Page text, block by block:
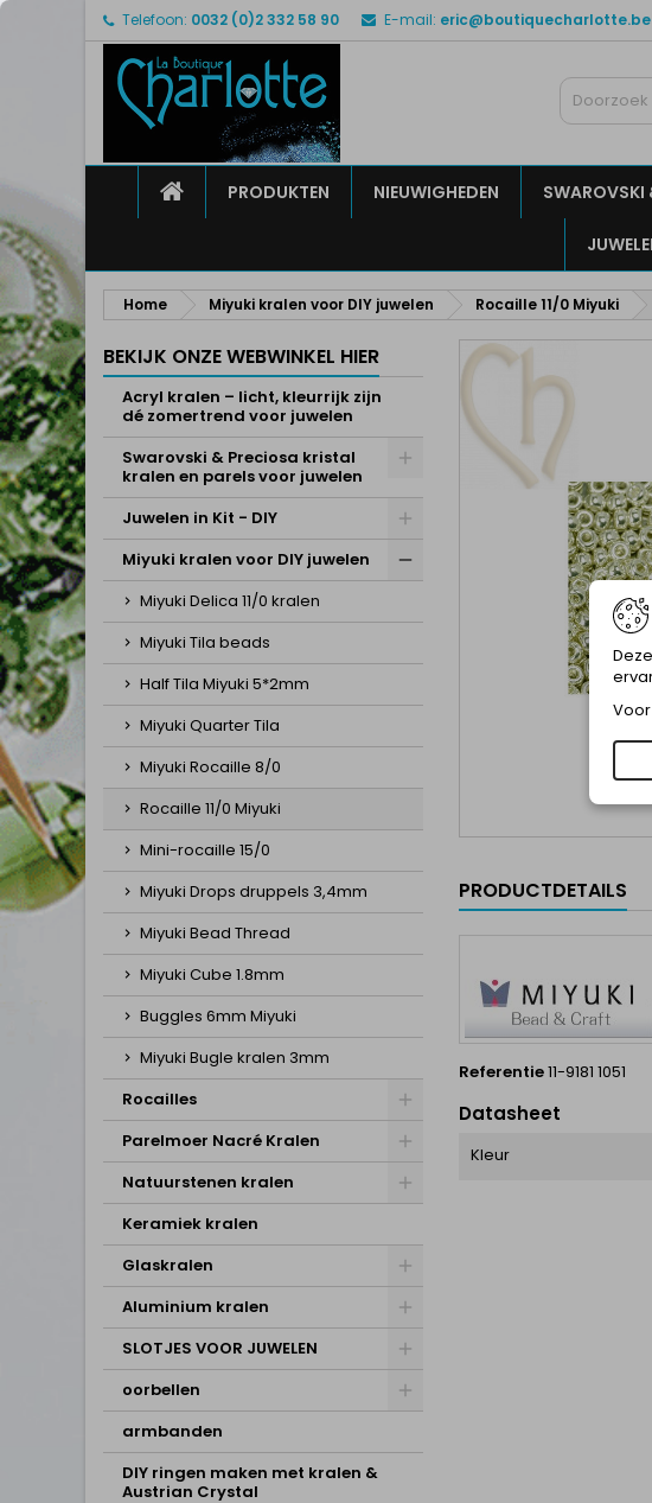
Telefoon: 0032 (0)2 332 58 90 E-mail: eric@boutiquecharlotte.be
HOMEPRODUKTEN NIEUWIGHEDEN SWAROVSKI
Home Miyuki kralen voor DIY juwelen Rocaille 11/0 Miyuki
BEKIJK ONZE WEBWINKEL HIER
Acryl kralen – licht, kleurrijk zijn
dé zomertrend voor juwelen
Swarovski & Preciosa kristal
kralen en parels voor juwelen
Juwelen in Kit - DIY
Miyuki kralen voor DIY juwelen
Miyuki Delica 11/0 kralen
Miyuki Tila beads
Half Tila Miyuki 5*2mm
Miyuki Quarter Tila
Miyuki Rocaille 8/0
Rocaille 11/0 Miyuki
Mini-rocaille 15/0
Miyuki Drops druppels 3,4mm
Miyuki Bead Thread
Miyuki Cube 1.8mm
Buggles 6mm Miyuki
Miyuki Bugle kralen 3mm
Rocailles
Parelmoer Nacré Kralen
Natuurstenen kralen
Keramiek kralen
Glaskralen
Aluminium kralen
SLOTJES VOOR JUWELEN
oorbellen
armbanden
DIY ringen maken met kralen &
Austrian Crystal
PRODUCTDETAILS
Referentie11-9181 1051
Datasheet
Kleur
Mijn
Maak een lijst
Maak
Inloggen
U moet